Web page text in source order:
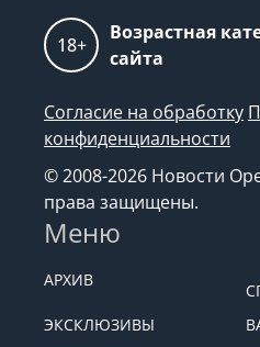
18+
Возрастная
сайта
Согласие на обработку
конфиденциальности
© 2008-2026 Новости
права защищены.
Меню
АРХИВ
ЭКСКЛЮЗИВЫ